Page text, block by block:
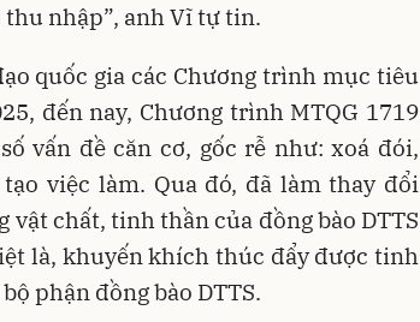
nhập”, anh Vĩ tự tin.
quốc gia các Chương trình mục tiêu
đến nay, Chương trình MTQG 1719
vấn đề căn cơ, gốc rễ như: xoá đói,
việc làm. Qua đó, đã làm thay đổi
vật chất, tinh thần của đồng bào DTTS
là, khuyến khích thúc đẩy được tinh
phận đồng bào DTTS.